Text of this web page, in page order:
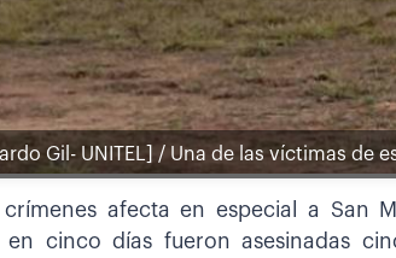
Gil- UNITEL] / Una de las víctimas
afecta en especial a San
cinco días fueron asesinadas